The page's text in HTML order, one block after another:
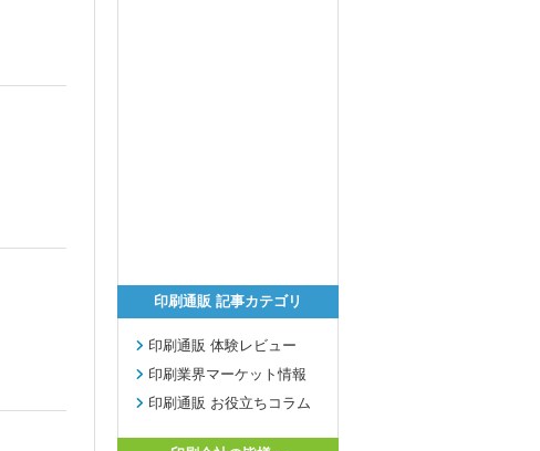
印刷通販 記事カテゴリ
印刷通販 体験レビュー
印刷業界マーケット情報
印刷通販 お役立ちコラム